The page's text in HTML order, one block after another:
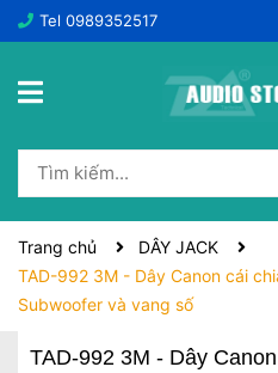
Tel 0989352517
Trang chủ
DÂY JACK
TAD-992 3M - Dây Canon cái
Subwoofer và vang số
TAD-992 3M - Dây